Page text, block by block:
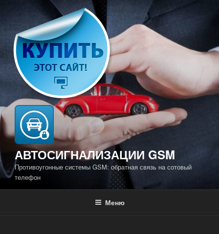
содержимому
АВТОСИГНАЛИЗАЦИИ GSM
Противоугонные системы GSM: обратная связь на сотовый
телефон
Меню